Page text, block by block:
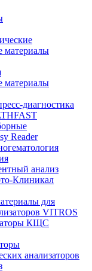
материалы
материалы
диагностика
Reader
анализ
Клиникал
для
VITROS
КЩС
анализаторов